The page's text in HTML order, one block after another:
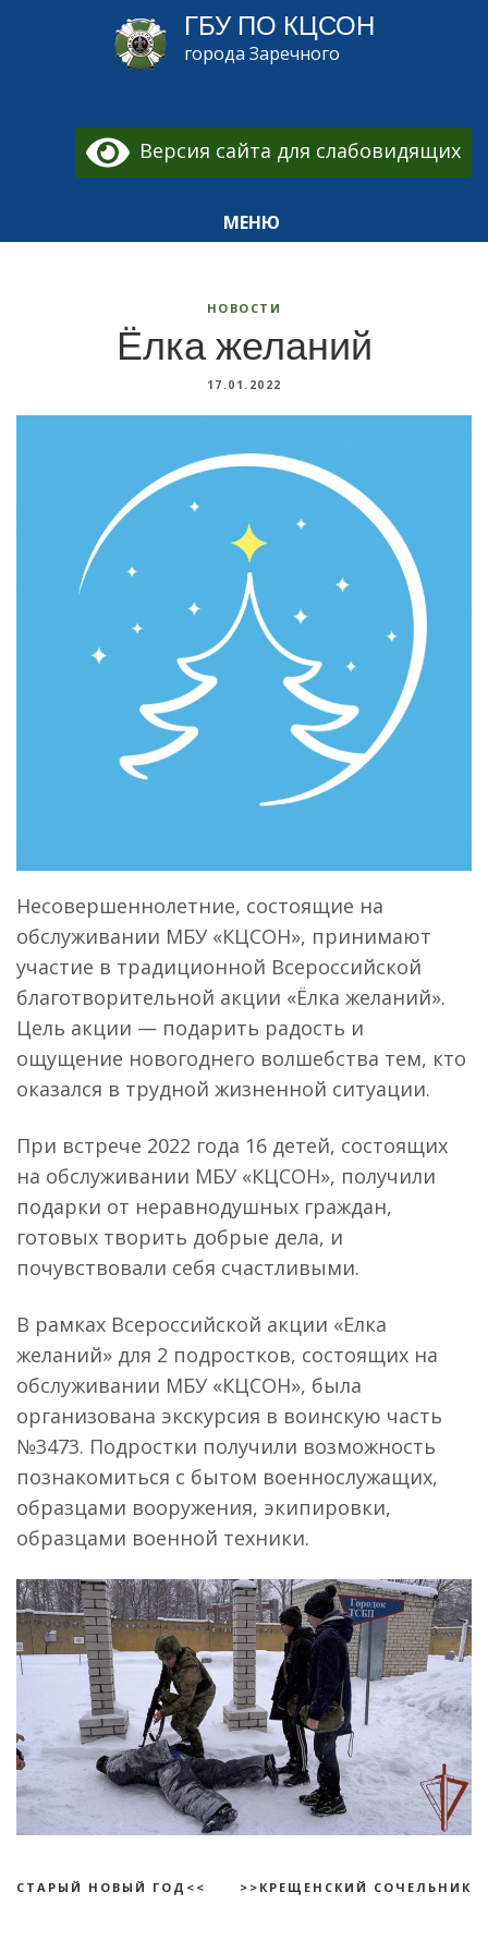
ГБУ ПО КЦСОН
города Заречного
Версия сайта для слабовидящих
МЕНЮ
НОВОСТИ
Ёлка желаний
17.01.2022
Несовершеннолетние, состоящие на
обслуживании МБУ «КЦСОН», принимают
участие в традиционной Всероссийской
благотворительной акции «Ёлка желаний».
Цель акции — подарить радость и
ощущение новогоднего волшебства тем, кто
оказался в трудной жизненной ситуации.
При встрече 2022 года 16 детей, состоящих
на обслуживании МБУ «КЦСОН», получили
подарки от неравнодушных граждан,
готовых творить добрые дела, и
почувствовали себя счастливыми.
В рамках Всероссийской акции «Елка
желаний» для 2 подростков, состоящих на
обслуживании МБУ «КЦСОН», была
организована экскурсия в воинскую часть
№3473. Подростки получили возможность
познакомиться с бытом военнослужащих,
образцами вооружения, экипировки,
образцами военной техники.
СТАРЫЙ НОВЫЙ ГОД<< >>КРЕЩЕНСКИЙ СОЧЕЛЬНИК